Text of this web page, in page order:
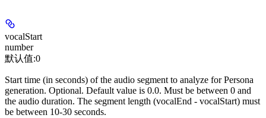
vocalStart
number
默认值:0
Start time (in seconds) of the audio segment to analyze for Persona
generation. Optional. Default value is 0.0. Must be between 0 and
the audio duration. The segment length (vocalEnd - vocalStart) must
be between 10-30 seconds.